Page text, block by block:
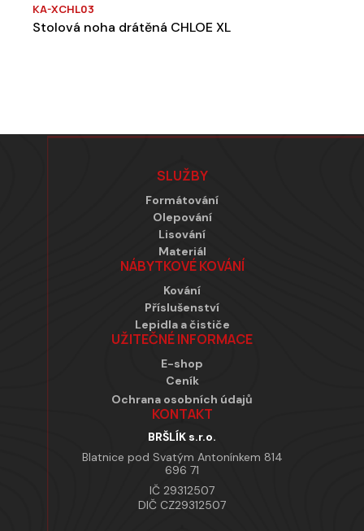
KA-XCHL03
Stolová noha drátěná CHLOE XL
Zápatí
SLUŽBY
Formátování
Olepování
Lisování
Materiál
NÁBYTKOVÉ KOVÁNÍ
Kování
Příslušenství
Lepidla a čističe
UŽITEČNÉ INFORMACE
E-shop
Ceník
Ochrana osobních údajů
KONTAKT
BRŠLÍK s.r.o.
Blatnice pod Svatým Antonínkem 814
696 71
IČ 29312507
DIČ CZ29312507